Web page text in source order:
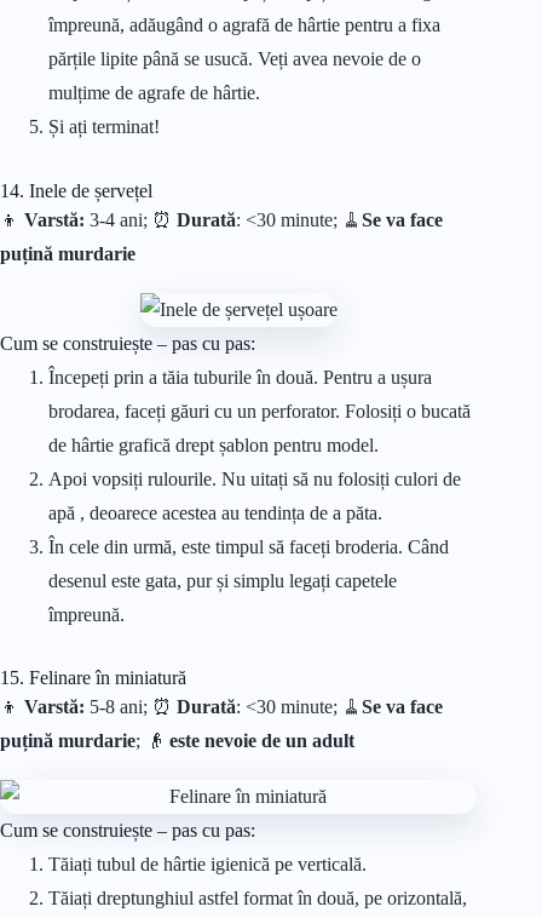
împreună, adăugând o agrafă de hârtie pentru a fixa
părțile lipite până se usucă. Veți avea nevoie de o
mulțime de agrafe de hârtie.
Și ați terminat!
14. Inele de șervețel
👦 Varstă: 3-4 ani; ⏰ Durată: <30 minute; 🧹 Se va face
puțină murdarie
Cum se construiește – pas cu pas:
Începeți prin a tăia tuburile în două. Pentru a ușura
brodarea, faceți găuri cu un perforator. Folosiți o bucată
de hârtie grafică drept șablon pentru model.
Apoi vopsiți rulourile. Nu uitați să nu folosiți culori de
apă , deoarece acestea au tendința de a păta.
În cele din urmă, este timpul să faceți broderia. Când
desenul este gata, pur și simplu legați capetele
împreună.
15. Felinare în miniatură
👦 Varstă: 5-8 ani; ⏰ Durată: <30 minute; 🧹 Se va face
puțină murdarie; 👴 este nevoie de un adult
Cum se construiește – pas cu pas:
Tăiați tubul de hârtie igienică pe verticală.
Tăiați dreptunghiul astfel format în două, pe orizontală,